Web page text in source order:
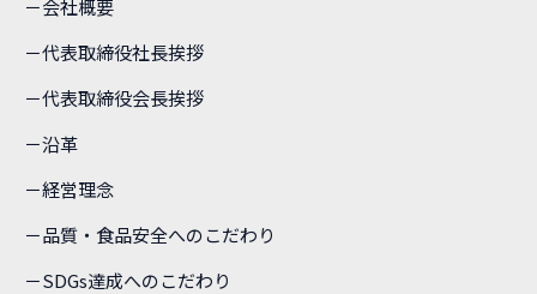
－会社概要
－代表取締役社長挨拶
－代表取締役会長挨拶
－沿革
－経営理念
－品質・食品安全へのこだわり
－SDGs達成へのこだわり